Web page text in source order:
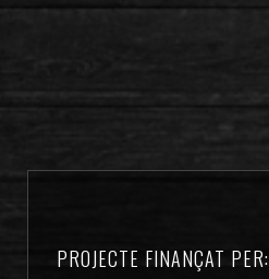
PROJECTE FINANÇAT PER: